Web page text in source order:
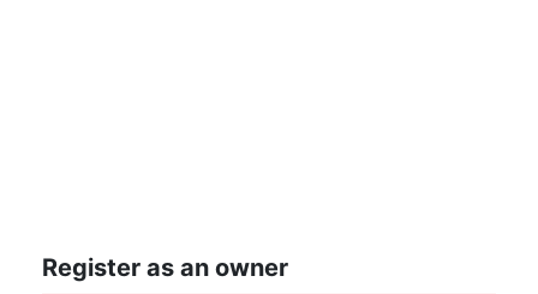
Register as an owner